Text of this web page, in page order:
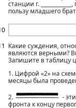
станции г.
пользу младшего
Какие суждения,
являются верными?
Запишите в таблицу
1. Цифрой «2» на
месяцы была
2.
-
фронта к концу